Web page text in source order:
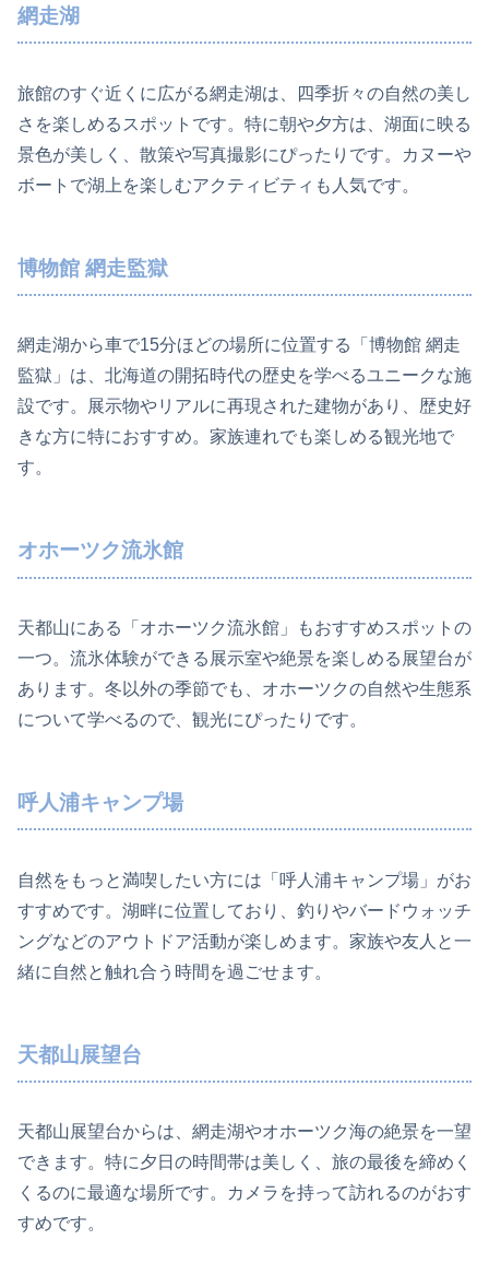
網走湖
旅館のすぐ近くに広がる網走湖は、四季折々の自然の美し
さを楽しめるスポットです。特に朝や夕方は、湖面に映る
景色が美しく、散策や写真撮影にぴったりです。カヌーや
ボートで湖上を楽しむアクティビティも人気です。
博物館 網走監獄
網走湖から車で15分ほどの場所に位置する「博物館 網走
監獄」は、北海道の開拓時代の歴史を学べるユニークな施
設です。展示物やリアルに再現された建物があり、歴史好
きな方に特におすすめ。家族連れでも楽しめる観光地で
す。
オホーツク流氷館
天都山にある「オホーツク流氷館」もおすすめスポットの
一つ。流氷体験ができる展示室や絶景を楽しめる展望台が
あります。冬以外の季節でも、オホーツクの自然や生態系
について学べるので、観光にぴったりです。
呼人浦キャンプ場
自然をもっと満喫したい方には「呼人浦キャンプ場」がお
すすめです。湖畔に位置しており、釣りやバードウォッチ
ングなどのアウトドア活動が楽しめます。家族や友人と一
緒に自然と触れ合う時間を過ごせます。
天都山展望台
天都山展望台からは、網走湖やオホーツク海の絶景を一望
できます。特に夕日の時間帯は美しく、旅の最後を締めく
くるのに最適な場所です。カメラを持って訪れるのがおす
すめです。